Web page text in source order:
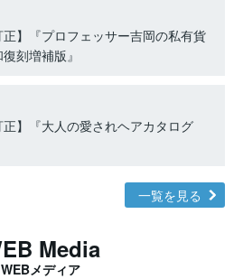
正】『プロフェッサー吉岡の私有貨
刻増補版』
正】『大人の愛されヘアカタログ
一覧を見る
Media
WEBメディア